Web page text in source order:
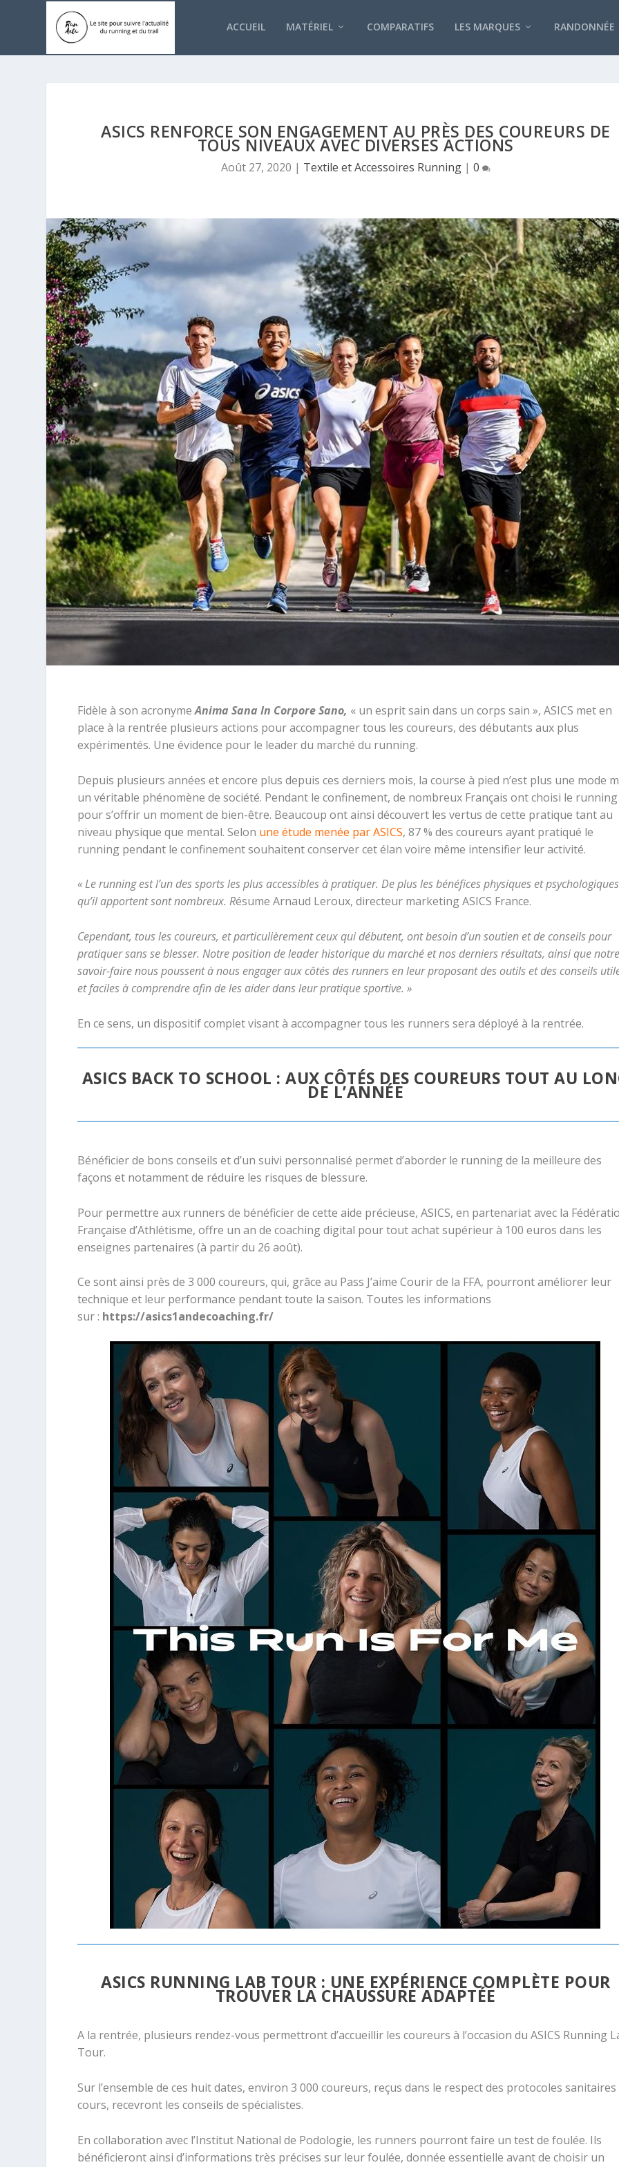
ACCUEIL MATÉRIEL COMPARATIFS LES MARQUES RANDONNÉE
ASICS RENFORCE SON ENGAGEMENT AU PRÈS DES COUREURS DE
TOUS NIVEAUX AVEC DIVERSES ACTIONS
Août 27, 2020 | Textile et Accessoires Running| 0
Fidèle à son acronymeAnima Sana In Corpore Sano, « un esprit sain dans un corps sain », ASICS met en
place à la rentrée plusieurs actions pour accompagner tous les coureurs, des débutants aux plus
expérimentés. Une évidence pour le leader du marché du running.
Depuis plusieurs années et encore plus depuis ces derniers mois, la course à pied n’est plus une mode
un véritable phénomène de société. Pendant le confinement, de nombreux Français ont choisi le running
pour s’offrir un moment de bien-être. Beaucoup ont ainsi découvert les vertus de cette pratique tant au
niveau physique que mental. Selon une étude menée par ASICS, 87 % des coureurs ayant pratiqué le
running pendant le confinement souhaitent conserver cet élan voire même intensifier leur activité.
« Le running est l’un des sports les plus accessibles à pratiquer. De plus les bénéfices physiques et psychologiques
qu’il apportent sont nombreux. Résume Arnaud Leroux, directeur marketing ASICS France.
Cependant, tous les coureurs, et particulièrement ceux qui débutent, ont besoin d’un soutien et de conseils pour
pratiquer sans se blesser. Notre position de leader historique du marchéet nos derniers résultats, ainsi que notre
savoir-faire nous poussent à nous engager aux côtés des runners en leur proposant des outils et des conseils
et faciles à comprendre afin de les aider dans leur pratique sportive. »
En ce sens, un dispositif complet visant à accompagner tous les runners sera déployé à la rentrée.
ASICS BACK TO SCHOOL : AUX CÔTÉS DES COUREURS TOUT AU
DE L’ANNÉE
Bénéficier de bons conseils et d’un suivi personnalisé permet d’aborder le running de la meilleure des
façons et notamment de réduire les risques de blessure.
Pour permettre aux runners de bénéficier de cette aide précieuse, ASICS, en partenariat avec la
Française d’Athlétisme, offre un an de coaching digital pour tout achat supérieur à 100 euros dans les
enseignes partenaires (à partir du 26 août).
Ce sont ainsi près de 3 000 coureurs, qui, grâce au Pass J’aime Courir de la FFA, pourront améliorer leur
technique et leur performance pendant toute la saison. Toutes les informations
sur : https://asics1andecoaching.fr/
ASICS RUNNING LAB TOUR : UNE EXPÉRIENCE COMPLÈTE POUR
TROUVER LA CHAUSSURE ADAPTÉE
A la rentrée, plusieurs rendez-vous permettront d’accueillir les coureurs à l’occasion du ASICS Running
Tour.
Sur l’ensemble de ces huit dates, environ 3 000 coureurs, reçus dans le respect des protocoles sanitaires
cours, recevront les conseils de spécialistes.
En collaboration avec l’Institut National de Podologie, les runners pourront faire un test de foulée. Ils
bénéficieront ainsi d’informations très précises sur leur foulée, donnée essentielle avant de choisir un